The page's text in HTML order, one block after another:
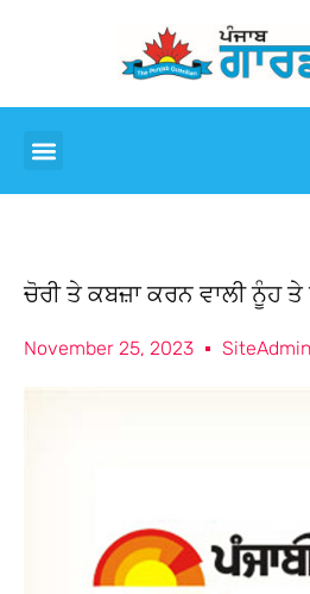
ਚੋਰੀ ਤੇ ਕਬਜ਼ਾ ਕਰਨ ਵਾਲੀ ਨੂੰਹ ਤੇ
November 25, 2023 SiteAdmin